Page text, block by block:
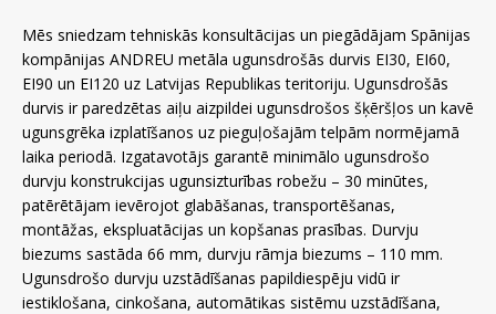
Mēs sniedzam tehniskās konsultācijas un piegādājam Spānijas
kompānijas ANDREU metāla ugunsdrošās durvis EI30, EI60,
EI90 un EI120 uz Latvijas Republikas teritoriju. Ugunsdrošās
durvis ir paredzētas aiļu aizpildei ugunsdrošos šķēršļos un kavē
ugunsgrēka izplatīšanos uz pieguļošajām telpām normējamā
laika periodā. Izgatavotājs garantē minimālo ugunsdrošo
durvju konstrukcijas ugunsizturības robežu – 30 minūtes,
patērētājam ievērojot glabāšanas, transportēšanas,
montāžas, ekspluatācijas un kopšanas prasības. Durvju
biezums sastāda 66 mm, durvju rāmja biezums – 110 mm.
Ugunsdrošo durvju uzstādīšanas papildiespēju vidū ir
iestiklošana, cinkošana, automātikas sistēmu uzstādīšana,